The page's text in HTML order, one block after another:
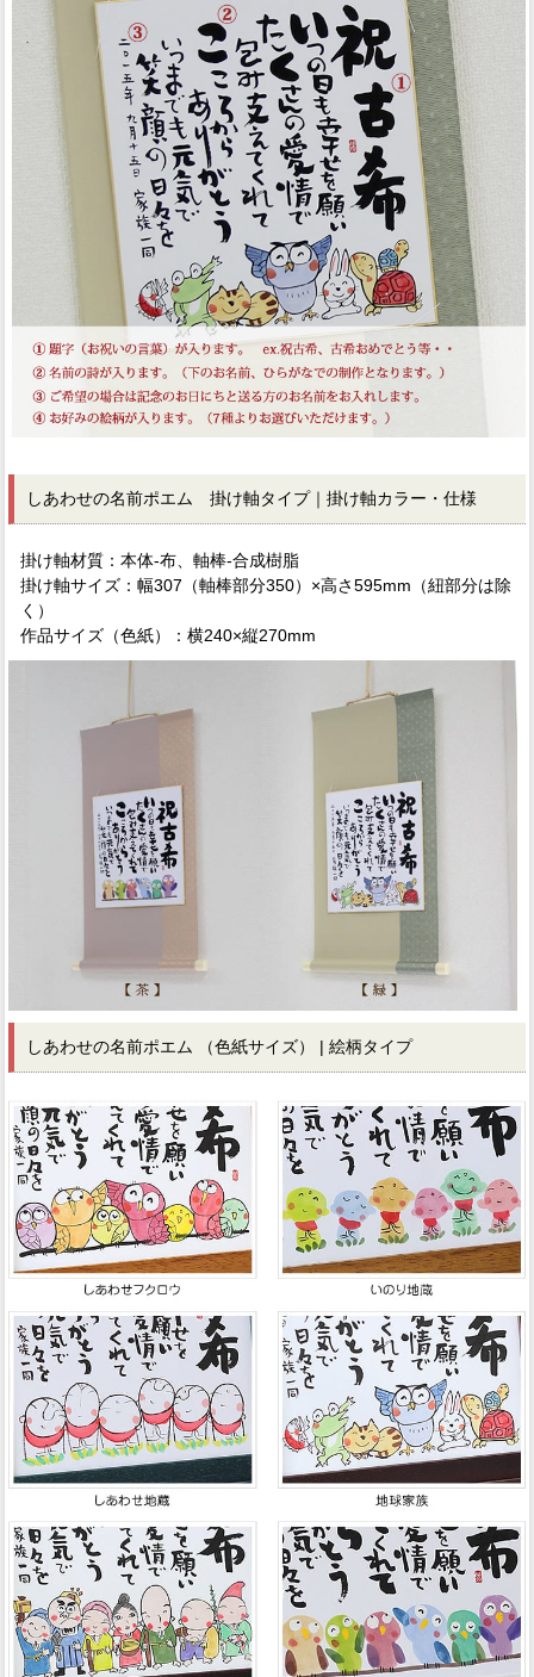
しあわせの名前ポエム 掛け軸タイプ｜掛け軸カラー・仕様
掛け軸材質：本体-布、軸棒-合成樹脂
掛け軸サイズ：幅307（軸棒部分350）×高さ595mm（紐部分は除
く）
作品サイズ（色紙）：横240×縦270mm
しあわせの名前ポエム （色紙サイズ） | 絵柄タイプ